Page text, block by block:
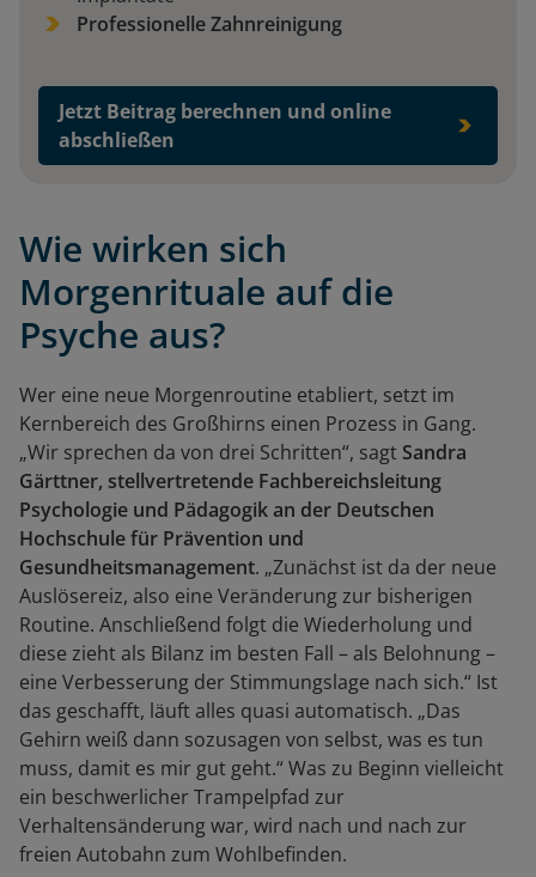
Professionelle Zahnreinigung
Jetzt Beitrag berechnen und online
abschließen
Wie wirken sich
Morgenrituale auf die
Psyche aus?
Wer eine neue Morgenroutine etabliert, setzt im
Kernbereich des Großhirns einen Prozess in Gang.
„Wir sprechen da von drei Schritten“, sagt Sandra
Gärttner, stellvertretende Fachbereichsleitung
Psychologie und Pädagogik an der Deutschen
Hochschule für Prävention und
Gesundheitsmanagement. „Zunächst ist da der neue
Auslösereiz, also eine Veränderung zur bisherigen
Routine. Anschließend folgt die Wiederholung und
diese zieht als Bilanz im besten Fall – als Belohnung –
eine Verbesserung der Stimmungslage nach sich.“ Ist
das geschafft, läuft alles quasi automatisch. „Das
Gehirn weiß dann sozusagen von selbst, was es tun
muss, damit es mir gut geht.“ Was zu Beginn vielleicht
ein beschwerlicher Trampelpfad zur
Verhaltensänderung war, wird nach und nach zur
freien Autobahn zum Wohlbefinden.